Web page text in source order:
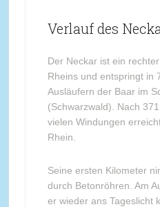
Verlauf des
Der Neckar ist ein
Rheins und entspringt in
Ausläufern der Baar im
(Schwarzwald). Nach
vielen Windungen
Rhein.
Seine ersten Kilometer
durch Betonröhren. Am
er wieder ans Tageslicht